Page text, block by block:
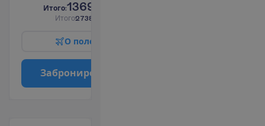
Итого:1369.00
Итого2738.00
О поле
Заброниро